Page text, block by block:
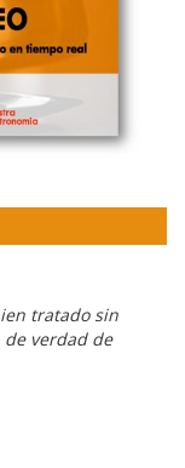
tratado sin
de verdad de